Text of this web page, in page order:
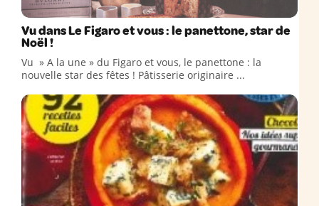
Vu dans Le Figaro et vous : le panettone, star de
Noël !
Vu » A la une » du Figaro et vous, le panettone : la
nouvelle star des fêtes ! Pâtisserie originaire ...